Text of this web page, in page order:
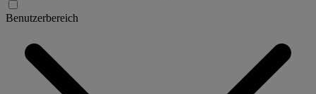
Benutzerbereich